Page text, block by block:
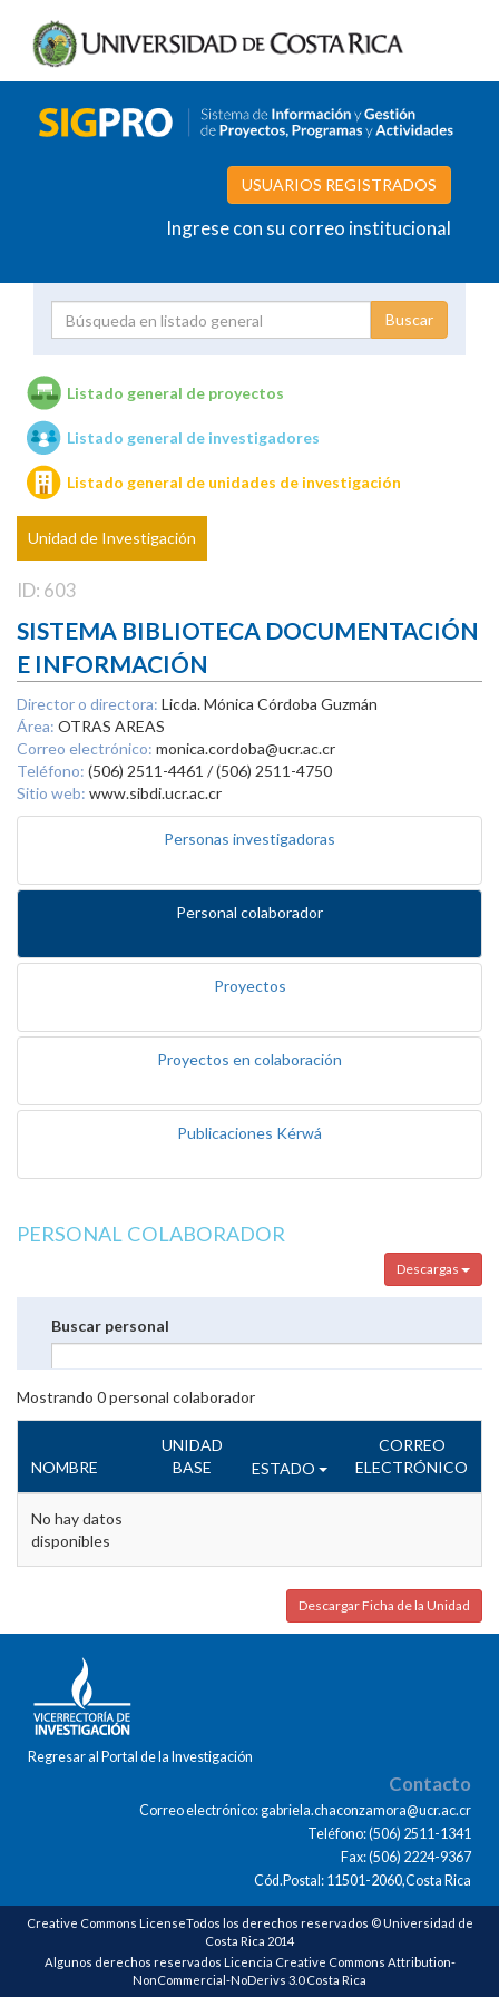
USUARIOS REGISTRADOS
Ingrese con su correo institucional
Unidades de investigación
Listado general de proyectos
Listado general de investigadores
Listado general de unidades de investigación
Unidad de Investigación
ID: 603
SISTEMA BIBLIOTECA DOCUMENTACIÓN
E INFORMACIÓN
Director o directora: Licda. Mónica Córdoba Guzmán
Área: OTRAS AREAS
Correo electrónico: monica.cordoba@ucr.ac.cr
Teléfono: (506) 2511-4461 / (506) 2511-4750
Sitio web: www.sibdi.ucr.ac.cr
Personas investigadoras
Personal colaborador
Proyectos
Proyectos en colaboración
Publicaciones Kérwá
PERSONAL COLABORADOR
Descargas
Buscar personal
Mostrando 0personal colaborador
NOMBRE
UNIDAD
BASE
ESTADO
CORREO
ELECTRÓNICO
No hay datos
disponibles
Descargar Ficha de la Unidad
Regresar al Portal de la Investigación
Contacto
Correo electrónico: gabriela.chaconzamora@ucr.ac.cr
Teléfono: (506) 2511-1341
Fax: (506) 2224-9367
Cód.Postal: 11501-2060,Costa Rica
Creative Commons LicenseTodos los derechos reservados © Universidad de
Costa Rica 2014
Algunos derechos reservados Licencia Creative Commons Attribution-
NonCommercial-NoDerivs 3.0 Costa Rica